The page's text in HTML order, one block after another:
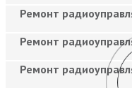
Ремонт
Ремонт
Ремонт